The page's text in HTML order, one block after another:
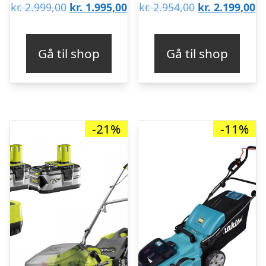
kr.2.999,00 Den
var:
kr. 2.999,00.
kr. 1.995,00Den
kr. 1.995,00.
Gå til shop
kr.2.954,00 Den
var:
kr. 2.954,00.
kr. 2.199,00
Gå til shop
-21% -11%